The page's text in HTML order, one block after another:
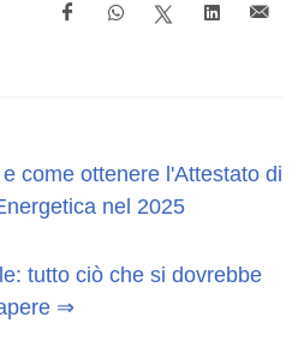
come ottenere l'Attestato di
nel 2025
tutto ciò che si dovrebbe
⇒